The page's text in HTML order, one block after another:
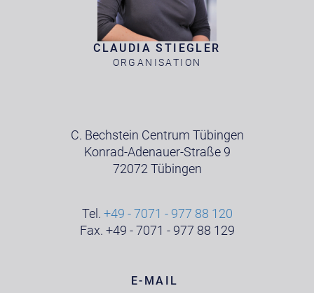
CLAUDIA STIEGLER
ORGANISATION
C. Bechstein Centrum Tübingen
Konrad-Adenauer-Straße 9
72072 Tübingen
Tel. +49 - 7071 - 977 88 120
Fax. +49 - 7071 - 977 88 129
E-MAIL